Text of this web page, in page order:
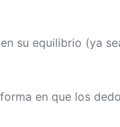
su equilibrio (ya
en que los